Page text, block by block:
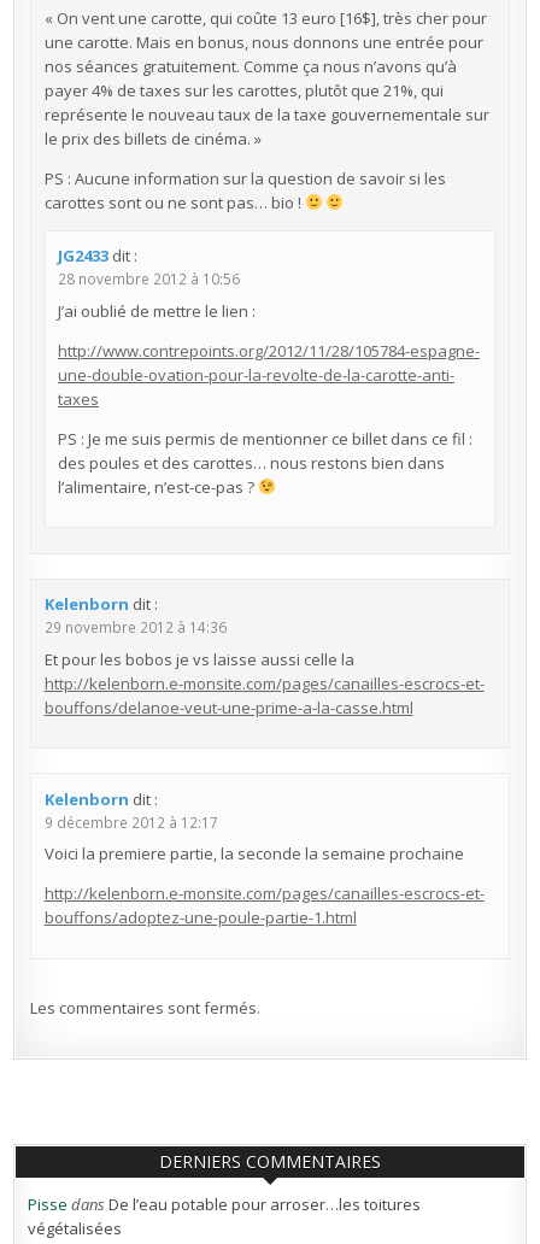
« On vent une carotte, qui coûte 13 euro [16$], très cher pour
une carotte. Mais en bonus, nous donnons une entrée pour
nos séances gratuitement. Comme ça nous n’avons qu’à
payer 4% de taxes sur les carottes, plutôt que 21%, qui
représente le nouveau taux de la taxe gouvernementale sur
le prix des billets de cinéma. »
PS : Aucune information sur la question de savoir si les
carottes sont ou ne sont pas… bio !
JG2433 dit :
28 novembre 2012 à 10:56
J’ai oublié de mettre le lien :
http://www.contrepoints.org/2012/11/28/105784-espagne-
une-double-ovation-pour-la-revolte-de-la-carotte-anti-
taxes
PS : Je me suis permis de mentionner ce billet dans ce fil :
des poules et des carottes… nous restons bien dans
l’alimentaire, n’est-ce-pas ?
Kelenborn dit :
29 novembre 2012 à 14:36
Et pour les bobos je vs laisse aussi celle la
http://kelenborn.e-monsite.com/pages/canailles-escrocs-et-
bouffons/delanoe-veut-une-prime-a-la-casse.html
Kelenborn dit :
9 décembre 2012 à 12:17
Voici la premiere partie, la seconde la semaine prochaine
http://kelenborn.e-monsite.com/pages/canailles-escrocs-et-
bouffons/adoptez-une-poule-partie-1.html
Les commentaires sont fermés.
DERNIERS COMMENTAIRES
Pisse dansDe l’eau potable pour arroser…les toitures
végétalisées